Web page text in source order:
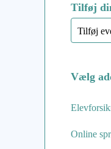
Tilføj
Vælg
Online